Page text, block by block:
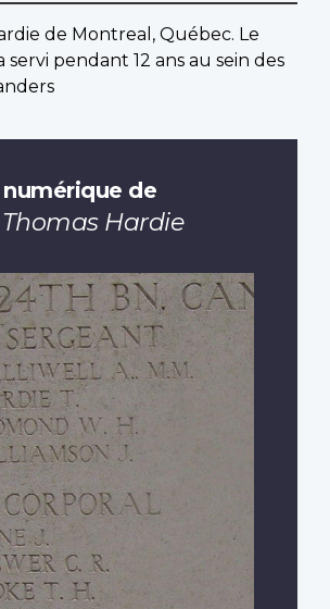
de Montreal, Québec. Le
servi pendant 12 ans au sein des
numérique de
Hardie